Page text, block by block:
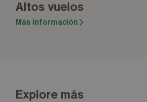
Altos vuelos
Más información
Explore más